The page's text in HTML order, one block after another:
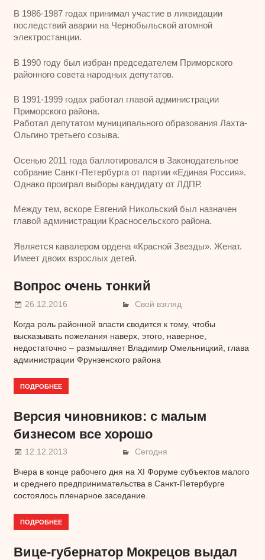
В 1986-1987 годах принимал участие в ликвидации
последствий аварии на Чернобыльской атомной
электростанции.
В 1990 году был избран председателем Приморского
районного совета народных депутатов.
В 1991-1999 годах работал главой администрации
Приморского района.
Работал депутатом муниципального образования Лахта-
Ольгино третьего созыва.
Осенью 2011 года баллотировался в Законодательное
собрание Санкт-Петербурга от партии «Единая Россия».
Однако проиграл выборы кандидату от ЛДПР.
Между тем, вскоре Евгений Никольский был назначен
главой администрации Красносельского района.
Является кавалером ордена «Красной Звезды». Женат.
Имеет двоих взрослых детей.
Вопрос очень тонкий
26.12.2016 Свой взгляд
Когда роль районной власти сводится к тому, чтобы
высказывать пожелания наверх, этого, наверное,
недостаточно – размышляет Владимир Омельницкий, глава
администрации Фрунзенского района
ПОДРОБНЕЕ
Версия чиновников: с малым
бизнесом все хорошо
12.12.2013 Сегодня
Вчера в конце рабочего дня на XI Форуме субъектов малого
и среднего предпринимательства в Санкт-Петербурге
состоялось пленарное заседание.
ПОДРОБНЕЕ
Вице-губернатор Мокрецов выдал